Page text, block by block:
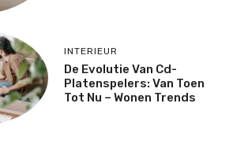
INTERIEUR
De Evolutie Van Cd-
Platenspelers: Van Toen
Tot Nu – Wonen Trends